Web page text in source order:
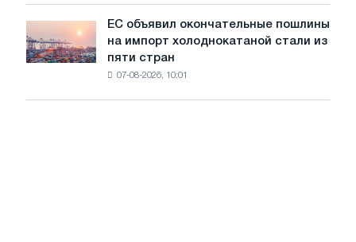
трамвайных
путей
Ярославля
объявил
окончательные
ЕС объявил окончательные пошлины
на импорт холоднокатаной стали из
пяти стран
07-08-2026, 10:01